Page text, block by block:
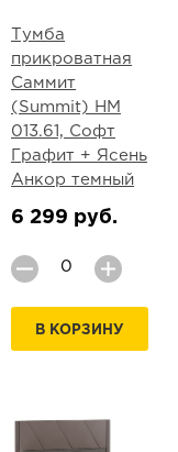
Тумба
прикроватная
Саммит
(Summit) НМ
013.61, Софт
Графит + Ясень
Анкор темный
6 299 руб.
В КОРЗИНУ